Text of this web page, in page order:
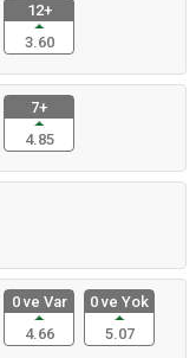
12+
3.60
7+
4.85
0 ve Var
4.66
0 ve Yok
5.07